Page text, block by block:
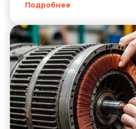
Подробнее